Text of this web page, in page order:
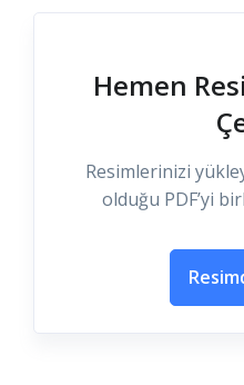
Hemen
Resimlerinizi
olduğu PDF’yi